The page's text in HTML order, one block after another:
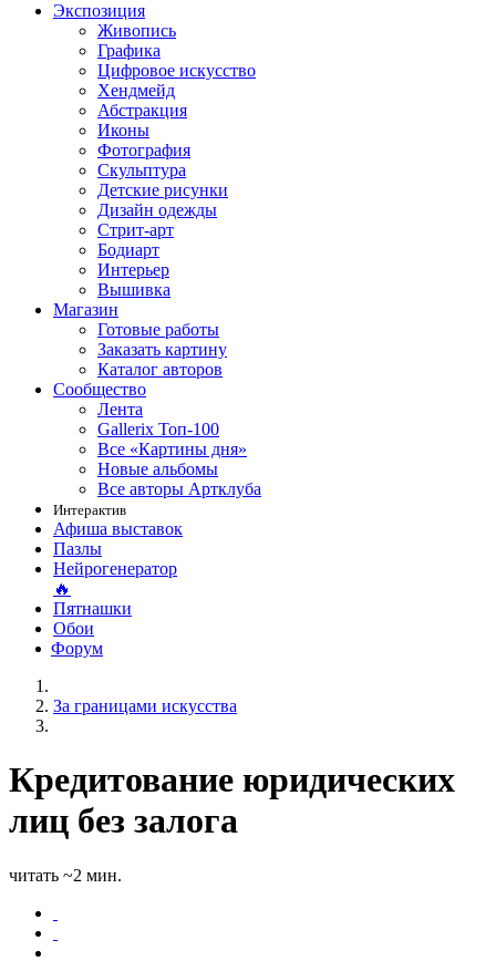
Экспозиция
Живопись
Графика
Цифровое искусство
Хендмейд
Абстракция
Иконы
Фотография
Скульптура
Детские рисунки
Дизайн одежды
Стрит-арт
Бодиарт
Интерьер
Вышивка
Магазин
Готовые работы
Заказать картину
Каталог авторов
Сообщество
Лента
Gallerix Топ-100
Все «Картины дня»
Новые альбомы
Все авторы Артклуба
Интерактив
Афиша выставок
Пазлы
Нейрогенератор
🔥
Пятнашки
Обои
Форум
За границами искусства
Кредитование юридических
лиц без залога
читать ~2 мин.